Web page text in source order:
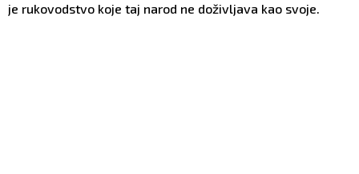
je rukovodstvo koje taj narod ne doživljava kao svoje.